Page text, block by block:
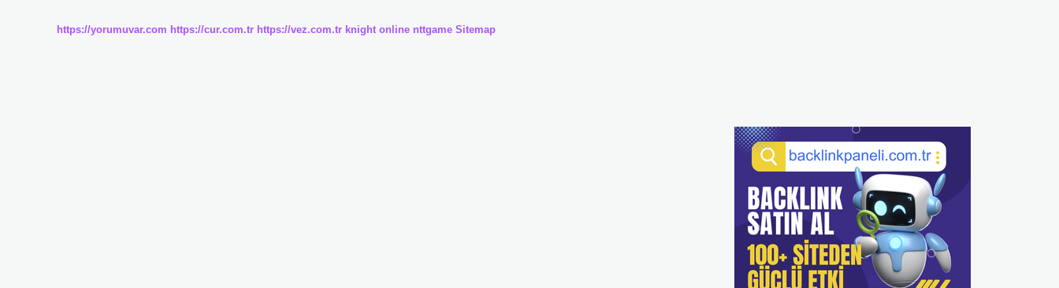
https://yorumuvar.com https://cur.com.tr https://vez.com.tr knight online nttgame Sitemap